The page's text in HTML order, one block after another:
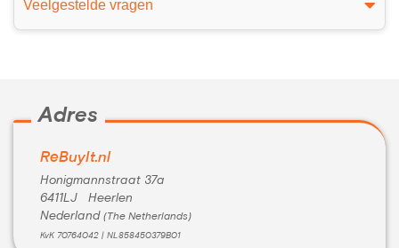
Veelgestelde vragen
Adres
ReBuyIt.nl
Honigmannstraat 37a
6411LJ Heerlen
Nederland (The Netherlands)
KvK 70764042 | NL858450379B01